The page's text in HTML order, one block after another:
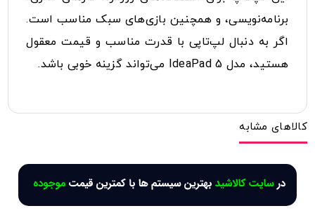
برنامه‌نویسی، و همچنین بازی‌های سبک مناسب است.
اگر به دنبال لپ‌تاپی با قدرت مناسب و قیمت معقول
هستید، مدل IdeaPad 5 می‌تواند گزینه خوبی باشد.
کالاهای مشابه